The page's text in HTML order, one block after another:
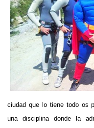
ciudad que lo tiene todo os
una disciplina donde la